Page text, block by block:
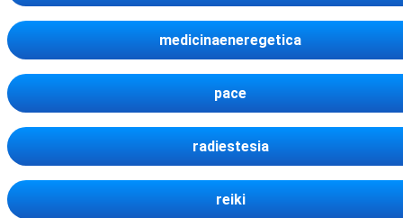
medicinaeneregetica
pace
radiestesia
reiki